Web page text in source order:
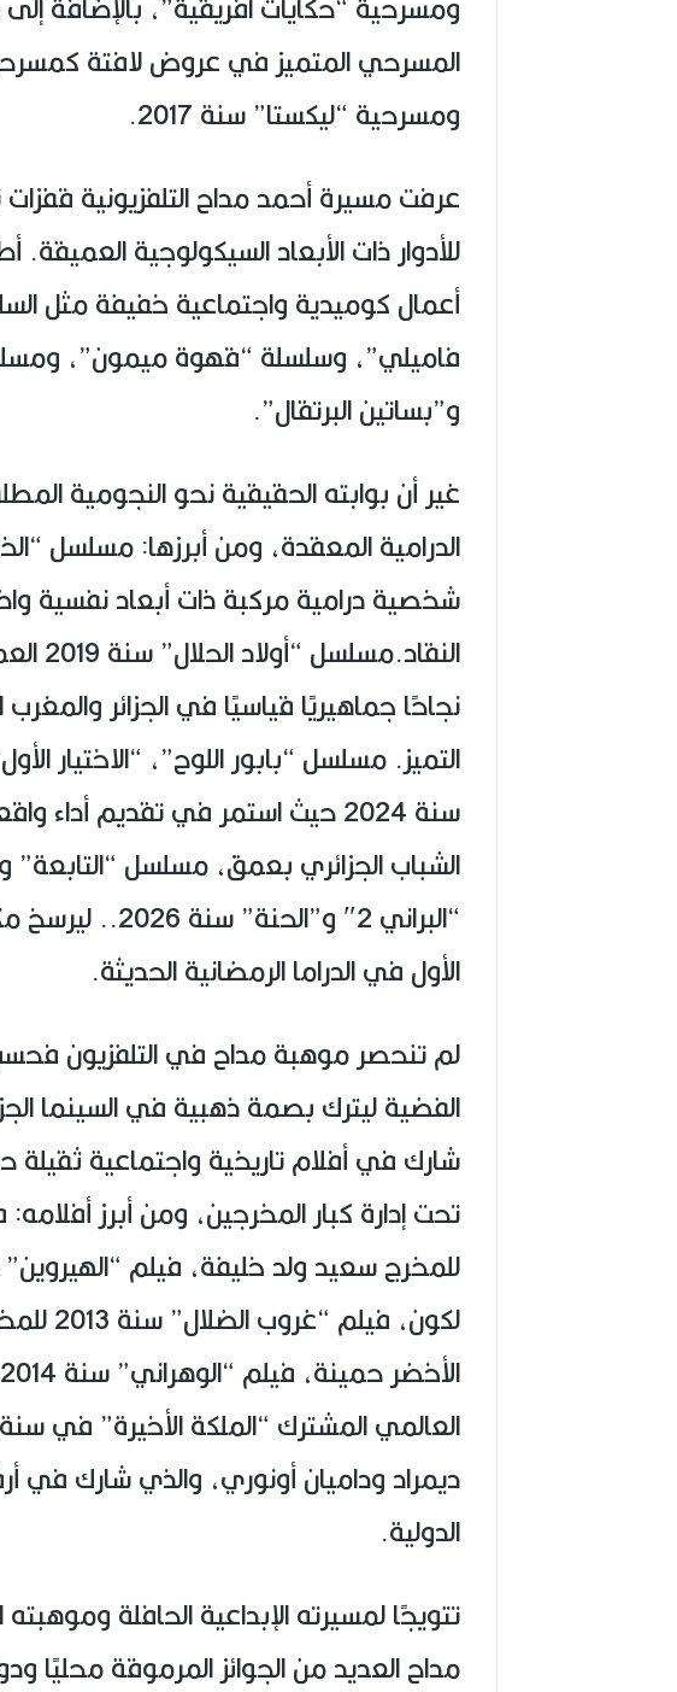
ومسرحية “ليكستا” سنة 2017.
عرفت مسيرة أحمد مداح التلفزيونية
للأدوار ذات الأبعاد السيكولوجية
أعمال كوميدية واجتماعية خفيفة مثل
فاميلي”، وسلسلة “قهوة ميمون”،
و”بساتين البرتقال”.
غير أن بوابته الحقيقية نحو النجومية
شخصية درامية مركبة ذات أبعاد نفسية
نجاحًا جماهيريًا قياسيًا في الجزائر
سنة 2024 حيث استمر في تقديم
“البراني 2″
الأول في الدراما الرمضانية الحديثة.
لم تنحصر موهبة مداح في التلفزيون
الفضية ليترك بصمة ذهبية في السينما
شارك في أفلام تاريخية واجتماعية ثقيلة
لكون،
ديمراد وداميان أونوري، والذي شارك في
الدولية.
تتويجًا لمسيرته الإبداعية الحافلة
مداح العديد من الجوائز المرموقة محليًا